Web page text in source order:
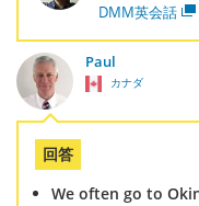
DMM英会話
Paul
カナダ
回答
We often go to